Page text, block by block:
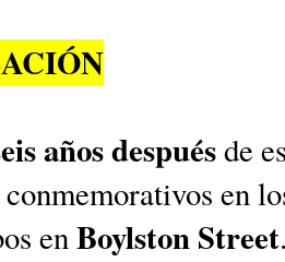
años despuésde
en
enBoylston Street